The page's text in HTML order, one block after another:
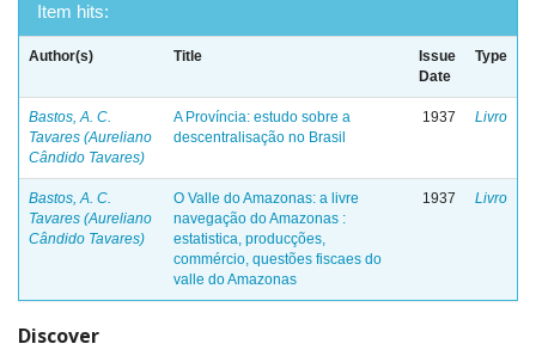
Item hits:
Author(s) Title
Issue
Date
Type
Bastos, A. C.
Tavares (Aureliano
Cândido Tavares)
A Província: estudo sobre a
descentralisação no Brasil
1937 Livro
Bastos, A. C.
Tavares (Aureliano
Cândido Tavares)
O Valle do Amazonas: a livre
navegação do Amazonas :
estatistica, producções,
commércio, questões fiscaes do
valle do Amazonas
1937 Livro
Discover